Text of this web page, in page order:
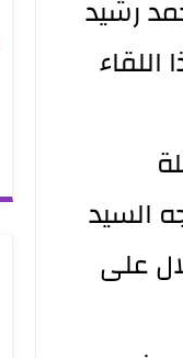
مكتبه احمد رشيد
السيد
على